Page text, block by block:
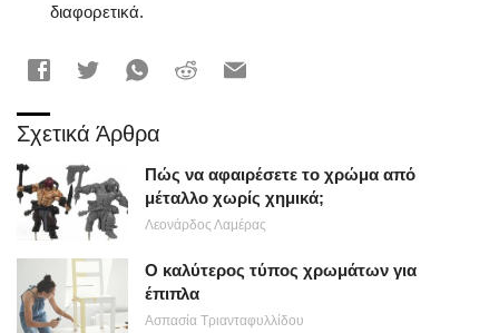
διαφορετικά.
Σχετικά Άρθρα
Πώς να αφαιρέσετε το χρώμα από
μέταλλο χωρίς χημικά;
Λεονάρδος Λαμέρας
Ο καλύτερος τύπος χρωμάτων για
έπιπλα
Ασπασία Τριανταφυλλίδου